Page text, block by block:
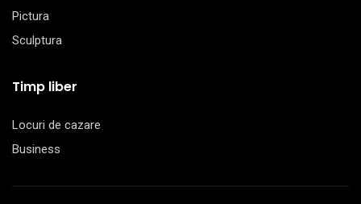
Pictura
Sculptura
Timp liber
Locuri de cazare
Business